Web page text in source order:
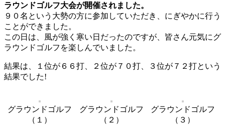
ラウンドゴルフ大会が開催されました。
９０名という大勢の方に参加していただき、にぎやかに行う
ことができました。
この日は、風が強く寒い日だったのですが、皆さん元気にグ
ラウンドゴルフを楽しんでいました。
結果は、１位が６６打、２位が７０打、３位が７２打という
結果でした!
グラウンドゴルフ
（１）
グラウンドゴルフ
（２）
グラウンドゴルフ
（３）